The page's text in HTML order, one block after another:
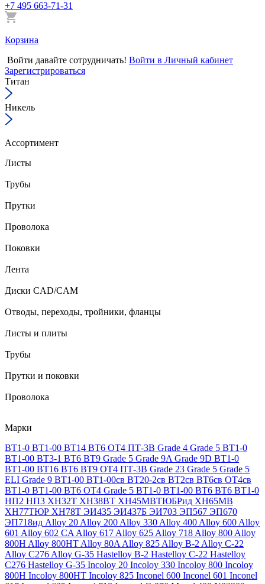
+7 495 663-71-31
Корзина
Войти давайте сотрудничать! Войти в Личный кабинет
Зарегистрироваться
Титан
Никель
Ассортимент
Листы
Трубы
Прутки
Проволока
Поковки
Лента
Диски CAD/CAM
Отводы, переходы, тройники, фланцы
Листы и плиты
Трубы
Прутки и поковки
Проволока
Марки
ВТ1-0 ВТ1-00 ВТ14 ВТ6 ОТ4 ПТ-3В Grade 4 Grade 5 ВТ1-0
ВТ1-00 ВТ3-1 ВТ6 ВТ9 Grade 5 Grade 9A Grade 9D ВТ1-0
ВТ1-00 ВТ16 ВТ6 ВТ9 ОТ4 ПТ-3В Grade 23 Grade 5 Grade 5
ELI Grade 9 ВТ1-00 ВТ1-00св ВТ20-2св ВТ2св ВТ6св ОТ4св
ВТ1-0 ВТ1-00 ВТ6 ОТ4 Grade 5 ВТ1-0 ВТ1-00 ВТ6 ВТ6 ВТ1-0
НП2 НП3 ХН32Т ХН38ВТ ХН45МВТЮБРид ХН65МВ
ХН77ТЮР ХН78Т ЭИ435 ЭИ437Б ЭИ703 ЭП567 ЭП670
ЭП718ид Alloy 20 Alloy 200 Alloy 330 Alloy 400 Alloy 600 Alloy
601 Alloy 602 CA Alloy 617 Alloy 625 Alloy 718 Alloy 800 Alloy
800H Alloy 800HT Alloy 80A Alloy 825 Alloy B-2 Alloy C-22
Alloy C276 Alloy G-35 Hastelloy B-2 Hastelloy C-22 Hastelloy
C276 Hastelloy G-35 Incoloy 20 Incoloy 330 Incoloy 800 Incoloy
800H Incoloy 800HT Incoloy 825 Inconel 600 Inconel 601 Inconel